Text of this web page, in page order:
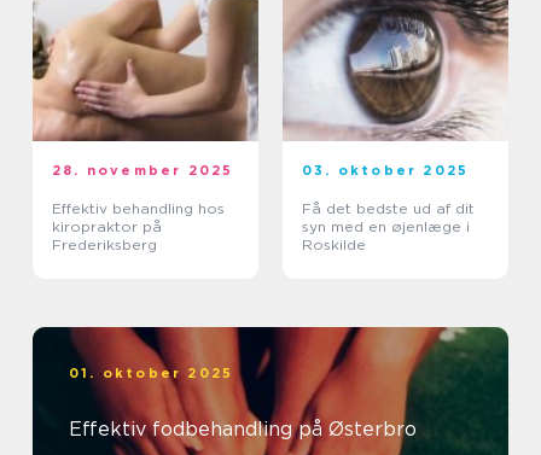
28. november 2025
Effektiv behandling hos
kiropraktor på
Frederiksberg
03. oktober 2025
Få det bedste ud af dit
syn med en øjenlæge i
Roskilde
01. oktober 2025
Effektiv fodbehandling på Østerbro